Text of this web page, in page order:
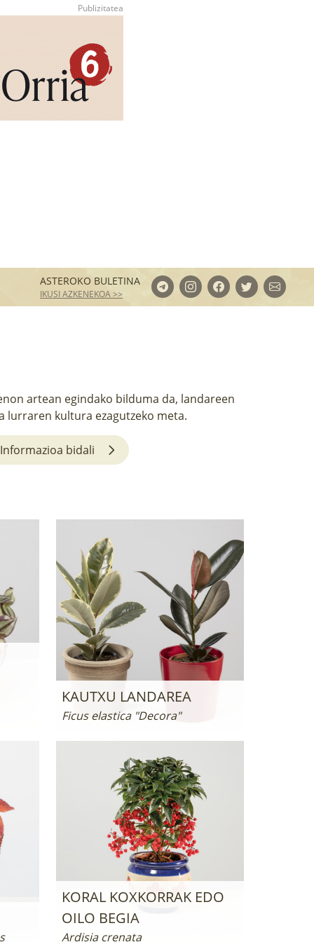
ASTEROKO BULETINA
IKUSI AZKENEKOA >>
artean egindako bilduma da, landareen
lurraren kultura ezagutzeko meta.
Informazioa bidali
KAUTXU LANDAREA
Ficus elastica "Decora"
KORAL KOXKORRAK EDO
OILO BEGIA
Ardisia crenata